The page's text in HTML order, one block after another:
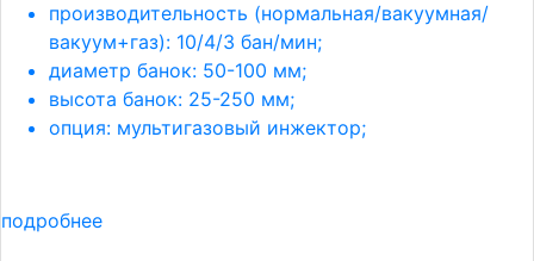
производительность (нормальная/вакуумная/
вакуум+газ): 10/4/3 бан/мин;
диаметр банок: 50-100 мм;
высота банок: 25-250 мм;
опция: мультигазовый инжектор;
подробнее